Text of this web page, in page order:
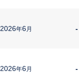
2026年6月 -
2026年6月 -